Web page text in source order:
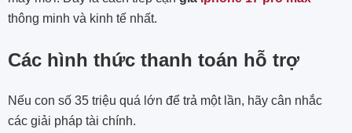
thông minh và kinh tế nhất.
Các hình thức thanh toán hỗ trợ
Nếu con số 35 triệu quá lớn để trả một lần, hãy cân nhắc
các giải pháp tài chính.